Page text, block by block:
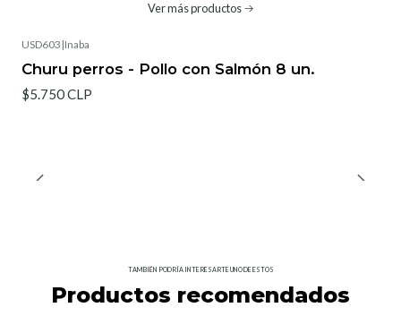
Ver más productos
USD603 |Inaba
Churu perros - Pollo con Salmón 8 un.
$5.750 CLP
TAMBIÉN PODRÍA INTERESARTE UNO DE ESTOS
Productos recomendados